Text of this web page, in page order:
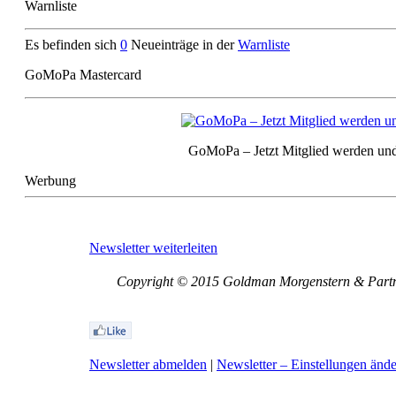
Warnliste
Es befinden sich 0 Neueinträge in derWarnliste
GoMoPa Mastercard
GoMoPa – Jetzt Mitglied werden
Werbung
Newsletter weiterleiten
Copyright © 2015 Goldman Morgenstern &
Newsletter abmelden | Newsletter – Einstellungen